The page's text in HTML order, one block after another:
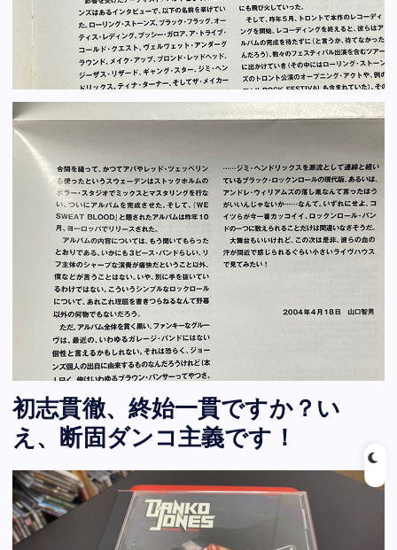
初志貫徹、終始一貫ですか？い
え、断固ダンコ主義です！